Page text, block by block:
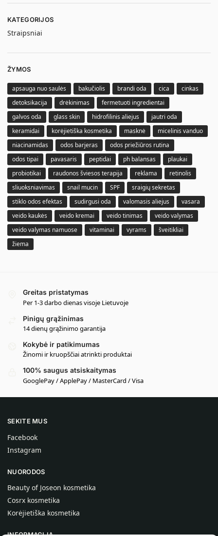
KATEGORIJOS
Straipsniai
ŽYMOS
apsauga nuo saulės bakučiolis brandi oda cica
cinkas
detoksikacija
drėkinimas
fermetuoti ingredientai
galvos oda
glass skin hidrofilinis aliejus
jautri oda
keramidai
korėjietiška kosmetika masknė
micelinis vanduo
niacinamidas
odos barjeras
odos priežiūros rutina
odos tipai
pavasaris peptidai ph balansas
plaukai
probiotikai
raudonos šviesos terapija reklama
retinolis
sliuoksniavimas
snail mucin SPF
sraigių sekretas
stiklo odos efektas
sudirgusi oda valomasis aliejus
vasara
veido kaukės
veido kremai veido tinimas
veido valymas
veido valymas namuose
vitaminai vyrams
šveitikliai
žiema
Greitas pristatymas
Per 1-3 darbo dienas visoje Lietuvoje
Pinigų grąžinimas
14 dienų grąžinimo garantija
Kokybė ir patikimumas
Žinomi ir kruopščiai atrinkti produktai
100% saugus atsiskaitymas
GooglePay / ApplePay / MasterCard / Visa
SEKITE MUS
Facebook
Instagram
NUORODOS
Beauty of Joseon kosmetika
Cosrx kosmetika
Korėjietiška kosmetika